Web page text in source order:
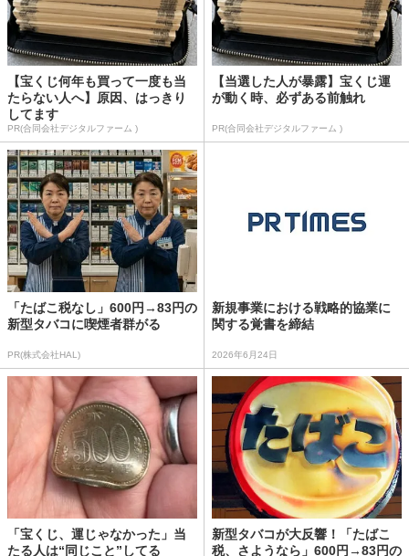
【宝くじ何年も買って一度も当
たらない人へ】原因、はっきり
してます
PR(合同会社デジタルファーム )
【当選した人が暴露】宝くじ運
が動く時、必ずある前触れ
PR(合同会社デジタルファーム )
「たばこ税なし」600円→83円の
新型タバコに喫煙者群がる
PR(株式会社HAL)
新規事業における戦略的協業に
関する覚書を締結
2026年6月24日
「宝くじ、運じゃなかった」当
たる人は“同じこと”してる
新型タバコが大反響！「たばこ
税、さようなら」600円→83円の